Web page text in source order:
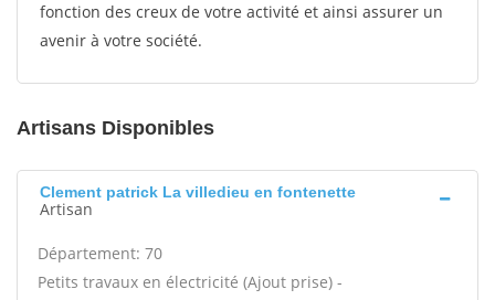
fonction des creux de votre activité et ainsi assurer un
avenir à votre société.
Artisans Disponibles
Clement patrick La villedieu en fontenette
Artisan
Département: 70
Petits travaux en électricité (Ajout prise) -